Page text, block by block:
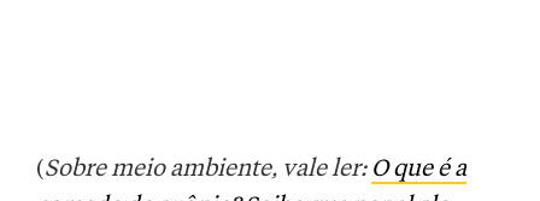
(Sobre meio ambiente, vale ler: O que é a